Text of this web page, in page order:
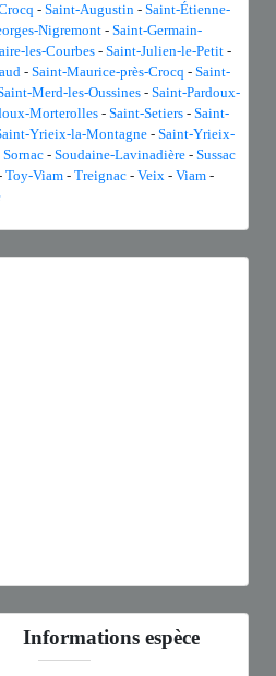
- Saint-Augustin - Saint-Étienne-
Nigremont - Saint-Germain-
les-Courbes - Saint-Julien-le-Petit -
- Saint-Maurice-près-Crocq - Saint-
Merd-les-Oussines - Saint-Pardoux-
Morterolles - Saint-Setiers - Saint-
Yrieix-la-Montagne - Saint-Yrieix-
Sornac - Soudaine-Lavinadière - Sussac
Toy-Viam - Treignac - Veix - Viam -
Informations espèce